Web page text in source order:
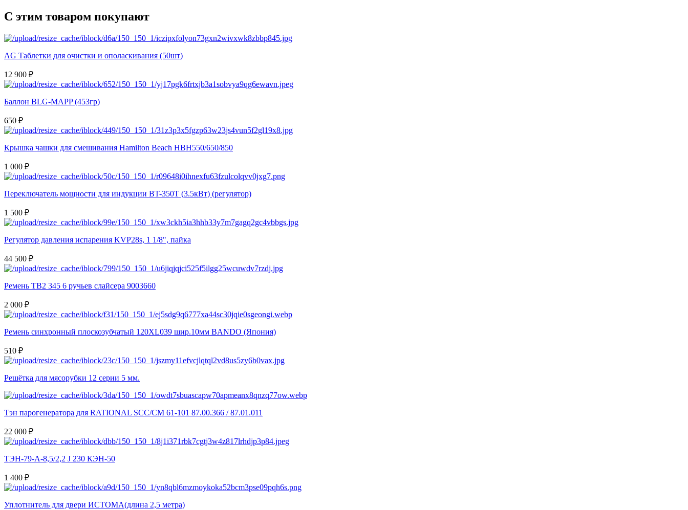
С этим товаром покупают
AG Таблетки для очистки и ополаскивания (50шт)
12 900 ₽
Баллон BLG-MAPP (453гр)
650 ₽
Крышка чашки для смешивания Hamilton Beach HBH550/650/850
1 000 ₽
Переключатель мощности для индукции BT-350T (3.5кВт) (регулятор)
1 500 ₽
Регулятор давления испарения KVP28s, 1 1/8", пайка
44 500 ₽
Ремень TB2 345 6 ручьев слайсера 9003660
2 000 ₽
Ремень синхронный плоскозубчатый 120XL039 шир.10мм BANDO (Япония)
510 ₽
Решётка для мясорубки 12 серии 5 мм.
Тэн парогенератора для RATIONAL SCC/CM 61-101 87.00.366 / 87.01.011
22 000 ₽
ТЭН-79-А-8,5/2,2 J 230 КЭН-50
1 400 ₽
Уплотнитель для двери ИСТОМА(длина 2,5 метра)